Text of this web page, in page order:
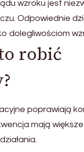
wzroku jest
Odpowiednie
dolegliwościom
robić
poprawiają
mają